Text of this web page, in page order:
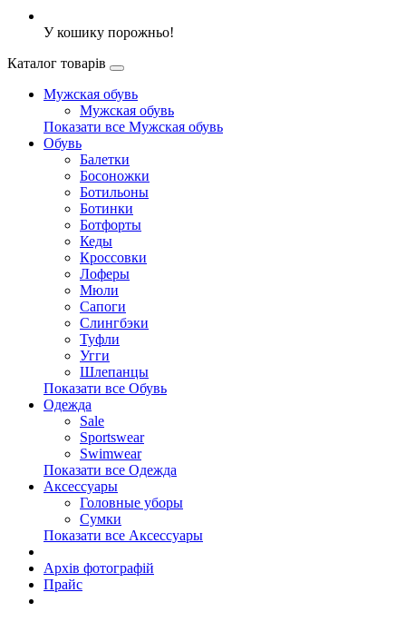
У кошику порожньо!
Каталог товарів
Мужская обувь
Мужская обувь
Показати все Мужская обувь
Обувь
Балетки
Босоножки
Ботильоны
Ботинки
Ботфорты
Кеды
Кроссовки
Лоферы
Мюли
Сапоги
Слингбэки
Туфли
Угги
Шлепанцы
Показати все Обувь
Одежда
Sale
Sportswear
Swimwear
Показати все Одежда
Аксессуары
Головные уборы
Сумки
Показати все Аксессуары
Архів фотографій
Прайс